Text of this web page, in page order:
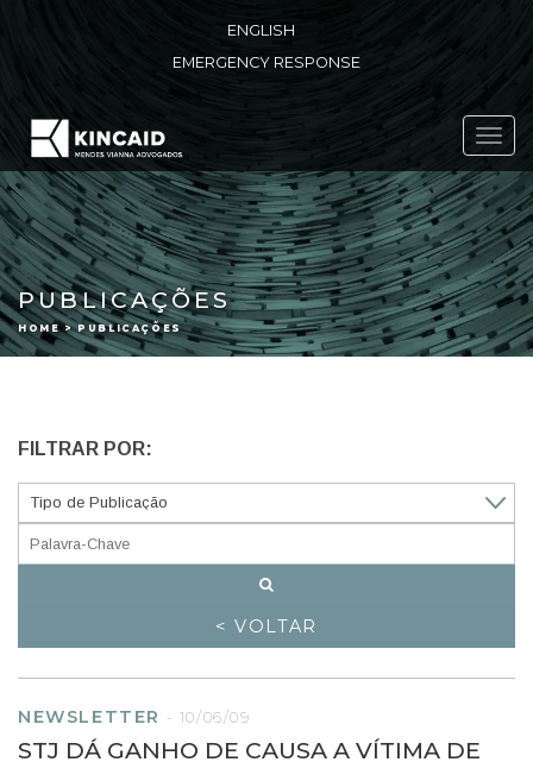
ENGLISH
EMERGENCY RESPONSE
PUBLICAÇÕES
HOME > PUBLICAÇÕES
FILTRAR POR:
< VOLTAR
NEWSLETTER - 10/06/09
STJ DÁ GANHO DE CAUSA A VÍTIMA DE